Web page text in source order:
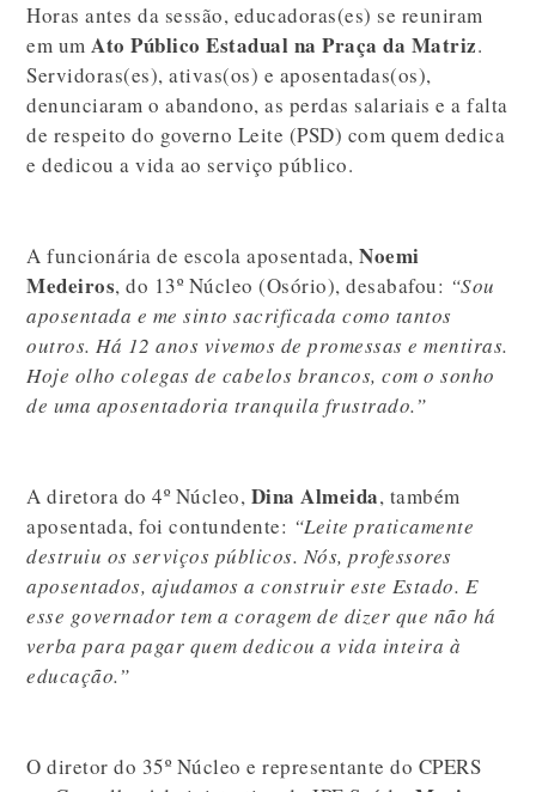
Horas antes da sessão, educadoras(es) se reuniram
em umAto Público Estadual na Praça da Matriz.
Servidoras(es), ativas(os) e aposentadas(os),
denunciaram o abandono, as perdas salariais e a falta
de respeito do governo Leite (PSD) com quem dedica
e dedicou a vida ao serviço público.
A funcionária de escola aposentada,Noemi
Medeiros, do 13º Núcleo (Osório), desabafou: “Sou
aposentada e me sinto sacrificada como tantos
outros. Há 12 anos vivemos de promessas e mentiras.
Hoje olho colegas de cabelos brancos, com o sonho
de uma aposentadoria tranquila frustrado.”
A diretora do 4º Núcleo, Dina Almeida, também
aposentada, foi contundente: “Leite praticamente
destruiu os serviços públicos. Nós, professores
aposentados, ajudamos a construir este Estado. E
esse governador tem a coragem de dizer que não há
verba para pagar quem dedicou a vida inteira à
educação.”
O diretor do 35º Núcleo e representante do CPERS